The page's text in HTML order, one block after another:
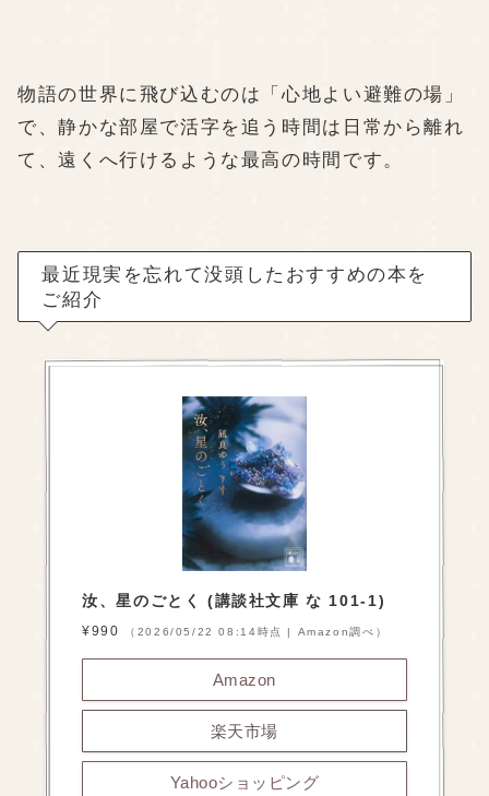
物語の世界に飛び込むのは「心地よい避難の場」
で、静かな部屋で活字を追う時間は日常から離れ
て、遠くへ行けるような最高の時間です。
最近現実を忘れて没頭したおすすめの本を
ご紹介
汝、星のごとく (講談社文庫 な 101-1)
¥990 （2026/05/22 08:14時点 | Amazon調べ）
Amazon
楽天市場
Yahooショッピング